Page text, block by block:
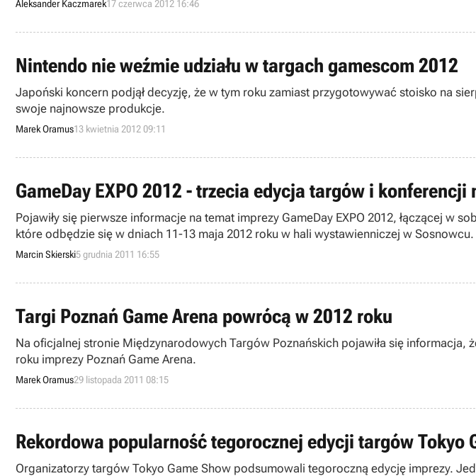
Aleksander Kaczmarek17 czerwca 2012 16:46
Nintendo nie weźmie udziału w targach gamescom 2012
Japoński koncern podjął decyzję, że w tym roku zamiast przygotowywać stoisko na
swoje najnowsze produkcje.
Marek Oramus13 kwietnia 2012 09:11
GameDay EXPO 2012 - trzecia edycja targów i
Pojawiły się pierwsze informacje na temat imprezy GameDay EXPO 2012, łączącej
które odbędzie się w dniach 11-13 maja 2012 roku w hali wystawienniczej w Sosnowcu.
Marcin Skierski5 grudnia 2011 16:55
Targi Poznań Game Arena powrócą w 2012 roku
Na oficjalnej stronie Międzynarodowych Targów Poznańskich pojawiła się
roku imprezy Poznań Game Arena.
Marek Oramus29 listopada 2011 08:15
Rekordowa popularność tegorocznej edycji targów Tokyo
Organizatorzy targów Tokyo Game Show podsumowali tegoroczną edycję imprezy.